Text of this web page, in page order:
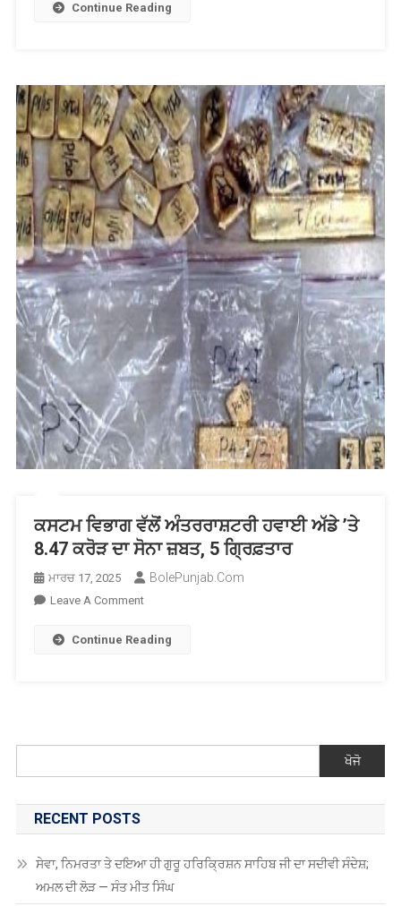
ਹਵਾਈ
ਤੋਂ
ਆਏ
ਦੋ
ਯਾਤਰੀਆਂ
ਤੋਂ
1
ਕਰੋੜ
ਰੁਪਏ
ਦਾ
ਸੋਨਾ
ਜ਼ਬਤ
Continue Reading
ਕਸਟਮ ਵਿਭਾਗ ਵੱਲੋਂ ਅੰਤਰਰਾਸ਼ਟਰੀ ਹਵਾਈ ਅੱਡੇ ’ਤੇ
8.47 ਕਰੋੜ ਦਾ ਸੋਨਾ ਜ਼ਬਤ, 5 ਗ੍ਰਿਫ਼ਤਾਰ
ਮਾਰਚ 17, 2025 BolePunjab.com
Leave A CommentOn
ਵਿਭਾਗ
’ਤੇ
ਦਾ
5
ਗ੍ਰਿਫ਼ਤਾਰ
Continue Reading
ਖੋਜੋ
RECENT POSTS
ਸੇਵਾ, ਨਿਮਰਤਾ ਤੇ ਦਇਆ ਹੀ ਗੁਰੂ ਹਰਿਕ੍ਰਿਸ਼ਨ ਸਾਹਿਬ ਜੀ ਦਾ ਸਦੀਵੀ ਸੰਦੇਸ਼;
ਅਮਲ ਦੀ ਲੋੜ — ਸੰਤ ਮੀਤ ਸਿੰਘ